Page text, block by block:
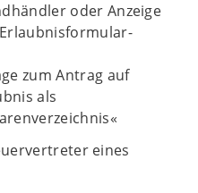
oder Anzeige
zum Antrag auf
als
eines